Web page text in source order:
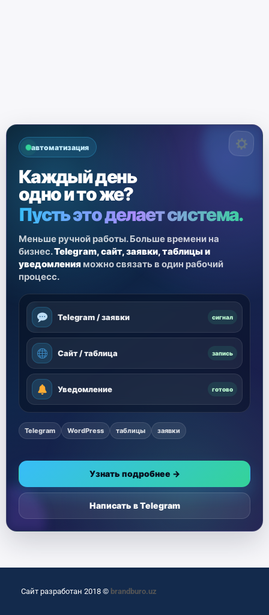
автоматизация
Каждый день
одно и то же?
Пусть это делает система.
Меньше ручной работы. Больше времени на
бизнес.Telegram, сайт, заявки, таблицы и
уведомления можно связать в один рабочий
процесс.
Telegram / заявки сигнал
Сайт / таблица запись
Уведомление готово
Telegram WordPress таблицы заявки
Узнать подробнее →
Написать в Telegram
Сайт разработан 2018 © brandburo.uz